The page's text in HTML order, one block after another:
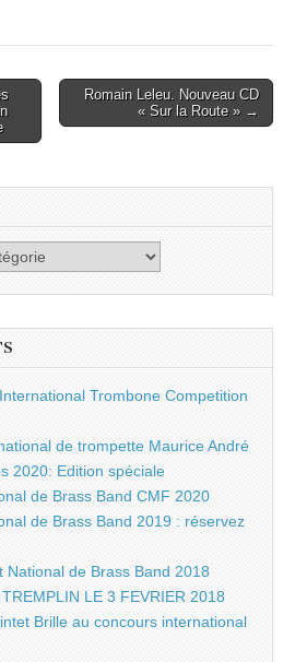
Romain Leleu. Nouveau CD
« Sur la Route » →
Trombone Competition
de trompette Maurice André
2020: Edition spéciale
de Brass Band CMF 2020
de Brass Band 2019 : réservez
National de Brass Band 2018
LE 3 FEVRIER 2018
Brille au concours international